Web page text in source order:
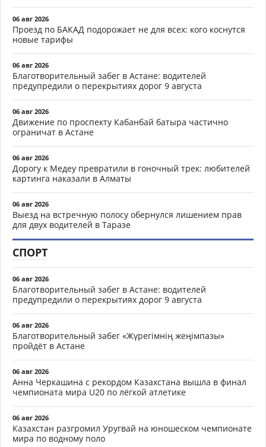
06 авг 2026
Проезд по БАКАД подорожает не для всех: кого коснутся
новые тарифы
06 авг 2026
Благотворительный забег в Астане: водителей
предупредили о перекрытиях дорог 9 августа
06 авг 2026
Движение по проспекту Кабанбай батыра частично
ограничат в Астане
06 авг 2026
Дорогу к Медеу превратили в гоночный трек: любителей
картинга наказали в Алматы
06 авг 2026
Выезд на встречную полосу обернулся лишением прав
для двух водителей в Таразе
СПОРТ
06 авг 2026
Благотворительный забег в Астане: водителей
предупредили о перекрытиях дорог 9 августа
06 авг 2026
Благотворительный забег «Жүрегімнің жеңімпазы»
пройдёт в Астане
06 авг 2026
Анна Черкашина с рекордом Казахстана вышла в финал
чемпионата мира U20 по лёгкой атлетике
06 авг 2026
Казахстан разгромил Уругвай на юношеском чемпионате
мира по водному поло